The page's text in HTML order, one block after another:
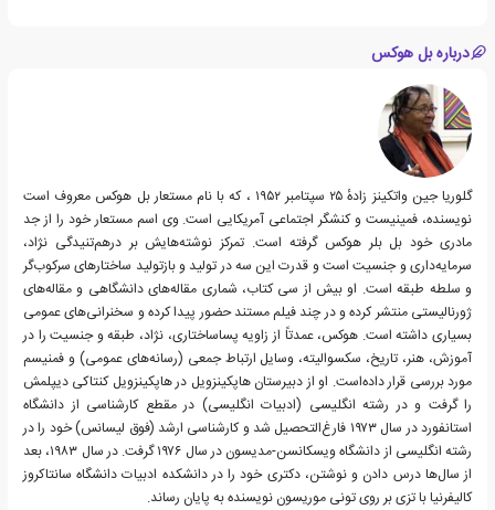
درباره بل هوکس
گلوریا جین واتکینز زادهٔ ۲۵ سپتامبر ۱۹۵۲ ، که با نام مستعار بل هوکس معروف است
نویسنده، فمینیست و کنشگر اجتماعی آمریکایی است. وی اسم مستعار خود را از جد
مادری خود بل بلر هوکس گرفته است. تمرکز نوشته‌هایش بر درهم‌تنیدگی نژاد،
سرمایه‌داری و جنسیت است و قدرت این سه در تولید و بازتولید ساختارهای سرکوب‌گر
و سلطه طبقه است. او بیش از سی کتاب، شماری مقاله‌های دانشگاهی و مقاله‌های
ژورنالیستی منتشر کرده و در چند فیلم مستند حضور پیدا کرده و سخنرانی‌های عمومی
بسیاری داشته است. هوکس، عمدتاً از زاویه پساساختاری، نژاد، طبقه و جنسیت را در
آموزش، هنر، تاریخ، سکسوالیته، وسایل ارتباط جمعی (رسانه‌های عمومی) و فمنیسم
مورد بررسی قرار داده‌است. او از دبیرستان هاپکینزویل در هاپکینزویل کنتاکی دیپلمش
را گرفت و در رشته انگلیسی (ادبیات انگلیسی) در مقطع کارشناسی از دانشگاه
استانفورد در سال ۱۹۷۳ فارغ‌التحصیل شد و کارشناسی ارشد (فوق لیسانس) خود را در
رشته انگلیسی از دانشگاه ویسکانسن-مدیسون در سال ۱۹۷۶ گرفت. در سال ۱۹۸۳، بعد
از سال‌ها درس دادن و نوشتن، دکتری خود را در دانشکده ادبیات دانشگاه سانتاکروز
کالیفرنیا با تزی بر روی تونی موریسون نویسنده به پایان رساند.